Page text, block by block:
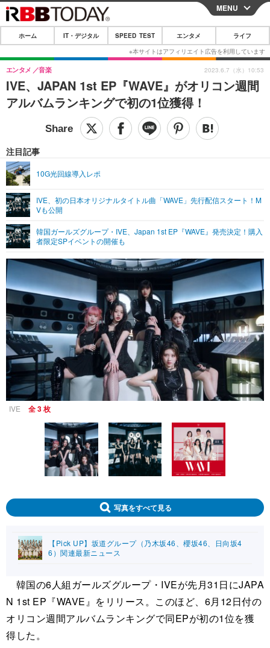
CLOSE
ホーム
IT・デジタル
IT・デジタルTOP スマートフォン
ショッピング その他
SPEED TEST
エンタメTOP 映画・ドラマ
グラビア
ショッピング その他
ライフTOP
その他
リリース一覧
プッシュ通知の停止方法
MENU
ホーム IT・デジタル SPEED TEST エンタメ ライフ
IVE、JAPAN 1st EP『WAVE』がオリコン週間
アルバムランキングで初の1位獲得！
エンタメ 音楽
注目記事
10G光回線導入レポ
IVE、初の日本オリジナルタイトル曲「WAVE」先行配信スタート！M
Vも公開
韓国ガールズグループ・IVE、Japan 1st EP『WAVE』発売決定！購入
者限定SPイベントの開催も
2023.6.7（水）10:53
IVE 全 3 枚
写真をすべて見る
【Pick UP】坂道グループ（乃木坂46、櫻坂46、日向坂4
6）関連最新ニュース
韓国の6人組ガールズグループ・IVEが先月31日にJAPA
N 1st EP『WAVE』をリリース。このほど、6月12日付の
オリコン週間アルバムランキングで同EPが初の1位を獲
得した。